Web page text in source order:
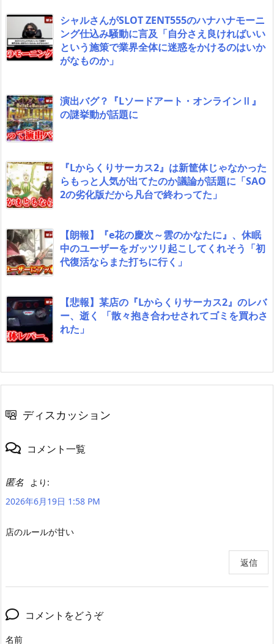
シャルさんがSLOT ZENT555のハナハナモーニ
ング仕込み騒動に言及「自分さえ良ければいい
という施策で業界全体に迷惑をかけるのはいか
がなものか」
演出バグ？『Lソードアート・オンラインⅡ』
の謎挙動が話題に
『Lからくりサーカス2』は新筐体じゃなかった
らもっと人気が出てたのか議論が話題に「SAO
2の劣化版だから凡台で終わってた」
【朗報】『e花の慶次～雲のかなたに』、休眠
中のユーザーをガッツリ起こしてくれそう「初
代復活ならまた打ちに行く」
【悲報】某店の『Lからくりサーカス2』のレバ
ー、逝く 「散々抱き合わせされてゴミを買わさ
れた」
ディスカッション
コメント一覧
匿名 より:
2026年6月19日 1:58 PM
店のルールが甘い
返信
コメントをどうぞ
名前